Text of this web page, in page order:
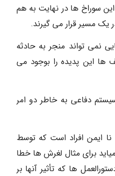
سوراخ ها در نهایت به هم
مسیر قرار می گیرند.
نمی تواند منجر به حادثه
ها این پدیده را بوجود می
دفاعی به خاطر دو امر
ایمن افراد است که توسط
برای مثال لغرش ها خطا
ها که تأثیر آنها بر